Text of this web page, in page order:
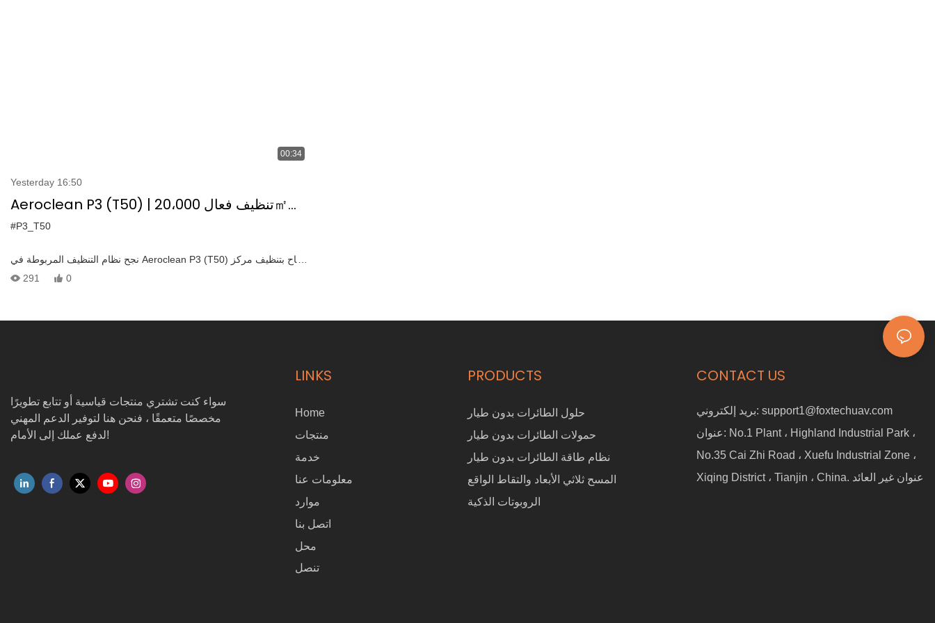
00:34
Yesterday 16:50
Aeroclean P3 (T50) | تنظيف فعال 20،000㎡
#P3_T50
نجح نظام التنظيف المربوطة في Aeroclean P3 (T50) بنجاح بتنظيف مركز
Zhujiang International Innovation Center ، والذي يغطي ما يقرب من
291 0
سواء كنت تشتري منتجات قياسية أو تتابع تطويرًا
مخصصًا متعمقًا ، فنحن هنا لتوفير الدعم المهني
لدفع عملك إلى الأمام!
LINKS
Home
منتجات
خدمة
معلومات عنا
موارد
اتصل بنا
محل
تنصل
PRODUCTS
حلول الطائرات بدون طيار
حمولات الطائرات بدون طيار
نظام طاقة الطائرات بدون طيار
المسح ثلاثي الأبعاد والتقاط الواقع
الروبوتات الذكية
CONTACT US
بريد إلكتروني: support1@foxtechuav.com
عنوان: No.1 Plant ، Highland Industrial Park ،
No.35 Cai Zhi Road ، Xuefu Industrial Zone ،
Xiqing District ، Tianjin ، China. عنوان غير العائد